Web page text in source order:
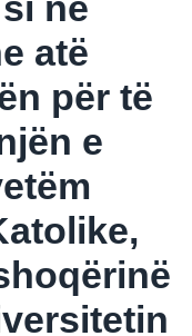
atë
për të
e